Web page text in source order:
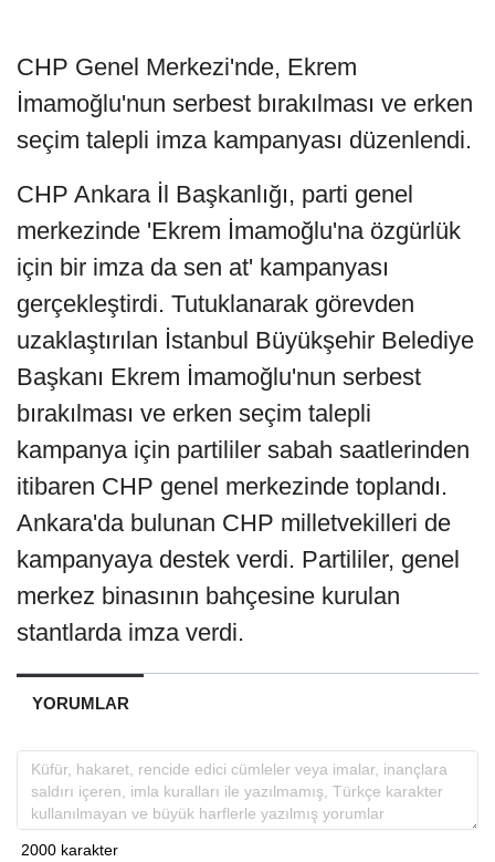
CHP Genel Merkezi'nde, Ekrem
İmamoğlu'nun serbest bırakılması ve erken
seçim talepli imza kampanyası düzenlendi.
CHP Ankara İl Başkanlığı, parti genel
merkezinde 'Ekrem İmamoğlu'na özgürlük
için bir imza da sen at' kampanyası
gerçekleştirdi. Tutuklanarak görevden
uzaklaştırılan İstanbul Büyükşehir Belediye
Başkanı Ekrem İmamoğlu'nun serbest
bırakılması ve erken seçim talepli
kampanya için partililer sabah saatlerinden
itibaren CHP genel merkezinde toplandı.
Ankara'da bulunan CHP milletvekilleri de
kampanyaya destek verdi. Partililer, genel
merkez binasının bahçesine kurulan
stantlarda imza verdi.
YORUMLAR